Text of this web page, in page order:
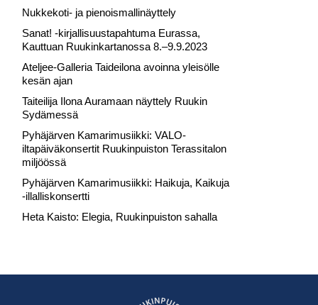
Nukkekoti- ja pienoismallinäyttely
Sanat! -kirjallisuustapahtuma Eurassa,
Kauttuan Ruukinkartanossa 8.–9.9.2023
Ateljee-Galleria Taideilona avoinna yleisölle
kesän ajan
Taiteilija Ilona Auramaan näyttely Ruukin
Sydämessä
Pyhäjärven Kamarimusiikki: VALO-
iltapäiväkonsertit Ruukinpuiston Terassitalon
miljöössä
Pyhäjärven Kamarimusiikki: Haikuja, Kaikuja
-illalliskonsertti
Heta Kaisto: Elegia, Ruukinpuiston sahalla